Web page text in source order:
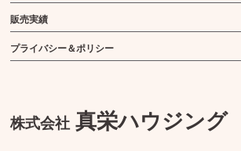
販売実績
プライバシー＆ポリシー
株式会社 真栄ハウジング